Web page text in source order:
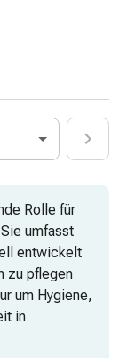
Rolle für
umfasst
entwickelt
zu pflegen
um Hygiene,
in